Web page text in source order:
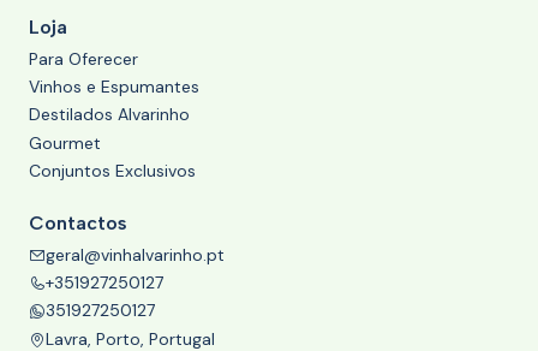
Loja
Para Oferecer
Vinhos e Espumantes
Destilados Alvarinho
Gourmet
Conjuntos Exclusivos
Contactos
geral@vinhalvarinho.pt
+351927250127
351927250127
Lavra, Porto, Portugal